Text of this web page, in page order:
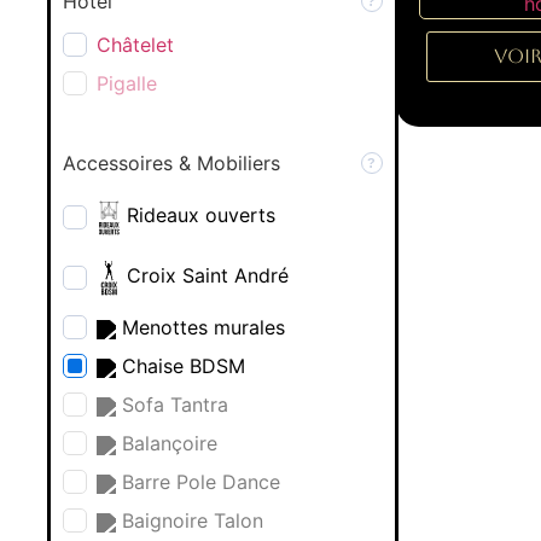
Châtelet
Pigalle
Accessoires & Mobiliers
Rideaux ouverts
Croix Saint André
Menottes murales
Chaise BDSM
Sofa Tantra
Balançoire
Barre Pole Dance
Baignoire Talon